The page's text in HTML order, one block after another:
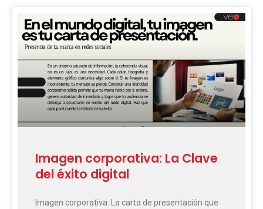
Imagen corporativa: La Clave
del éxito digital
Imagen corporativa: La carta de presentación que